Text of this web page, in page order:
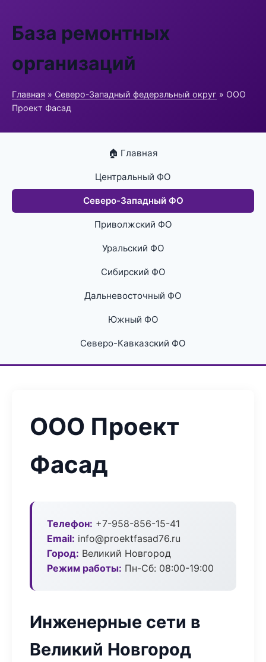
База ремонтных
организаций
Главная » Северо-Западный федеральный округ » ООО
Проект Фасад
🏠 Главная
Центральный ФО
Северо-Западный ФО
Приволжский ФО
Уральский ФО
Сибирский ФО
Дальневосточный ФО
Южный ФО
Северо-Кавказский ФО
ООО Проект
Фасад
Телефон: +7-958-856-15-41
Email: info@proektfasad76.ru
Город: Великий Новгород
Режим работы: Пн-Сб: 08:00-19:00
Инженерные сети в
Великий Новгород